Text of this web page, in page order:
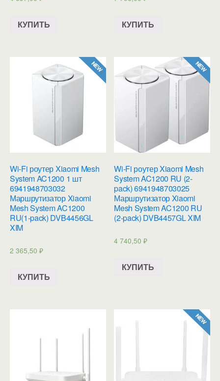
КУПИТЬ КУПИТЬ
Wi-Fi роутер Xiaomi Mesh
System AC1200 1 шт
6941948703032
Маршрутизатор Xiaomi
Mesh System AC1200
RU(1-pack) DVB4456GL
XIM
2 365,50 ₽
КУПИТЬ
Wi-Fi роутер Xiaomi Mesh
System AC1200 RU (2-
pack) 6941948703025
Маршрутизатор Xiaomi
Mesh System AC1200 RU
(2-pack) DVB4457GL XIM
4 740,50₽
КУПИТЬ